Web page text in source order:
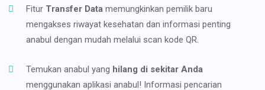
Fitur Transfer Data memungkinkan pemilik baru
mengakses riwayat kesehatan dan informasi penting
anabul dengan mudah melalui scan kode QR.
Temukan anabul yang hilang di sekitar Anda
menggunakan aplikasi anabul! Informasi pencarian